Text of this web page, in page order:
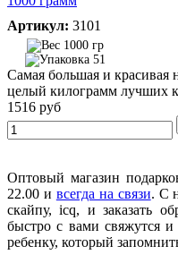
Артикул: 3101
1000 гр
51
Самая большая и красивая
целый килограмм лучших
1516 руб
Оптовый магазин
22.00 и всегда на связи. С
скайпу, icq, и заказать
быстро с вами свяжутся
ребенку, который